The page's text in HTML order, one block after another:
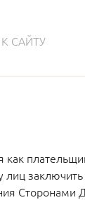
САЙТУ
Сторонами